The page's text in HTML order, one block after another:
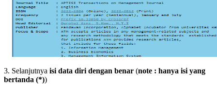
3. Selanjutnya isi data diri dengan benar (note : hanya isi yang
bertanda (*))